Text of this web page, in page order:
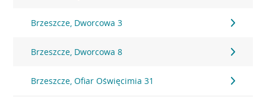
Brzeszcze, Dworcowa 3
Brzeszcze, Dworcowa 8
Brzeszcze, Ofiar Oświęcimia 31